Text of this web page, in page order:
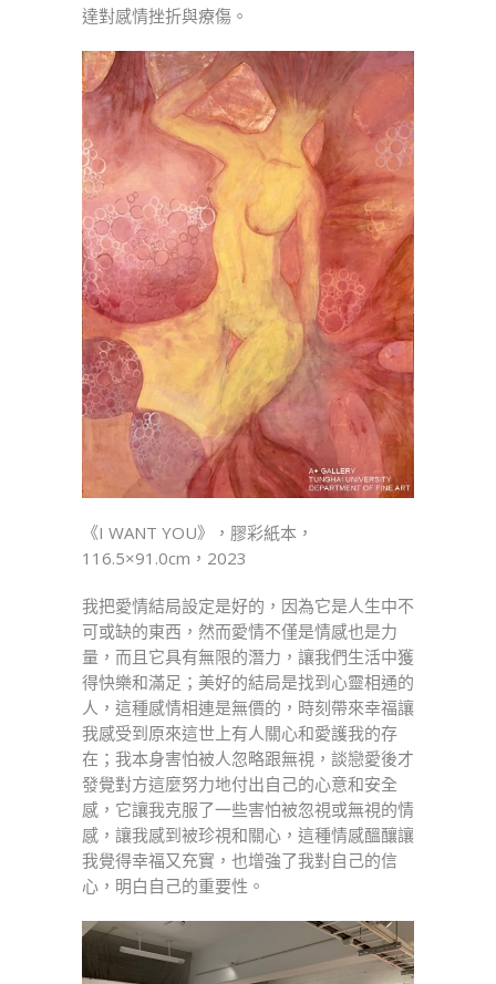
達對感情挫折與療傷。
《I WANT YOU》，膠彩紙本，
116.5×91.0cm，2023
我把愛情結局設定是好的，因為它是人生中不
可或缺的東西，然而愛情不僅是情感也是力
量，而且它具有無限的潛力，讓我們生活中獲
得快樂和滿足；美好的結局是找到心靈相通的
人，這種感情相連是無價的，時刻帶來幸福讓
我感受到原來這世上有人關心和愛護我的存
在；我本身害怕被人忽略跟無視，談戀愛後才
發覺對方這麼努力地付出自己的心意和安全
感，它讓我克服了一些害怕被忽視或無視的情
感，讓我感到被珍視和關心，這種情感醞釀讓
我覺得幸福又充實，也增強了我對自己的信
心，明白自己的重要性。